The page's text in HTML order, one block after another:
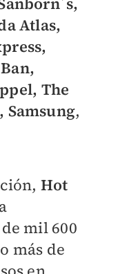
Atlas,
The
Samsung,
Hot
mil 600
más de